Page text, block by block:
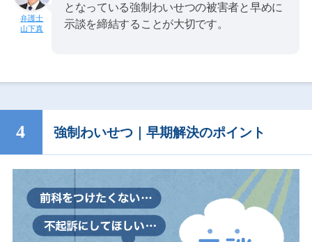
山下真
となっている強制わいせつの被害者と早めに
示談を締結することが大切です。
強制わいせつ｜早期解決のポイント